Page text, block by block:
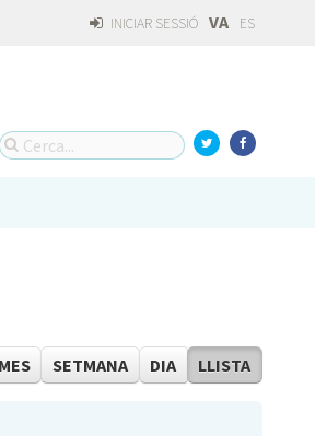
INICIAR SESSIÓ VA ES
MES SETMANA DIA LLISTA